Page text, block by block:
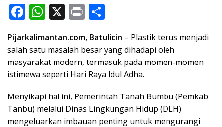
F
ac
e
b
o
o
k
W
h
at
s
A
p
p
X Pr
in
t ar
e
Pijarkalimantan.com, Batulicin – Plastik terus menjadi
salah satu masalah besar yang dihadapi oleh
masyarakat modern, termasuk pada momen-momen
istimewa seperti Hari Raya Idul Adha.
Menyikapi hal ini, Pemerintah Tanah Bumbu (Pemkab
Tanbu) melalui Dinas Lingkungan Hidup (DLH)
mengeluarkan imbauan penting untuk mengurangi